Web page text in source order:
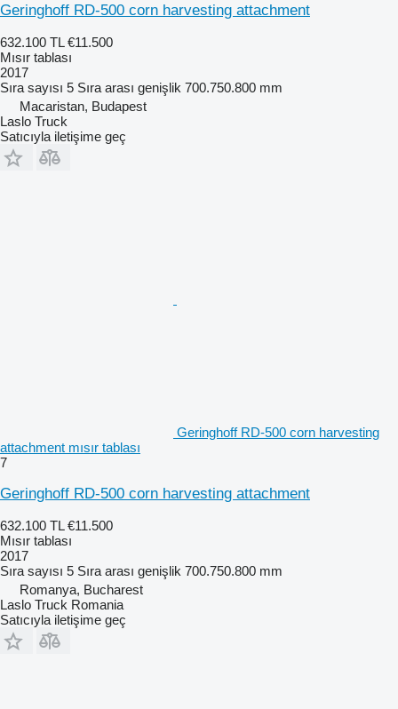
Geringhoff RD-500 corn harvesting attachment
632.100 TL €11.500
Mısır tablası
2017
Sıra sayısı 5 Sıra arası genişlik 700.750.800 mm
Macaristan, Budapest
Laslo Truck
Satıcıyla iletişime geç
Geringhoff RD-500 corn harvesting
attachment mısır tablası
7
Geringhoff RD-500 corn harvesting attachment
632.100 TL €11.500
Mısır tablası
2017
Sıra sayısı 5 Sıra arası genişlik 700.750.800 mm
Romanya, Bucharest
Laslo Truck Romania
Satıcıyla iletişime geç